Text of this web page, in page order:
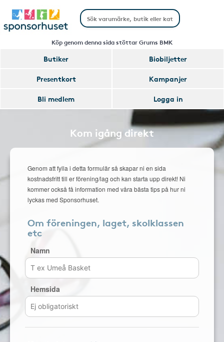
Köp genom denna sida stöttar Grums BMK
Butiker
Biobiljetter
Presentkort
Kampanjer
Bli medlem
Logga in
Kom igång direkt
Genom att fylla i detta formulär så skapar ni en sida
kostnadsfritt till er förening/lag och kan starta upp direkt! Ni
kommer också få information med våra bästa tips på hur ni
lyckas med Sponsorhuset.
Om föreningen, laget, skolklassen
etc
Namn
Hemsida